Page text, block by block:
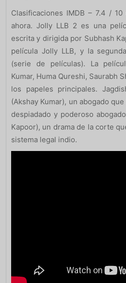
Clasificaciones IMDB – 7.4 / 10
ahora. Jolly LLB 2 es una
escrita y dirigida por Subhash
película Jolly LLB, y la
(serie de películas). La
Kumar, Huma Qureshi, Saurabh
los papeles principales.
(Akshay Kumar), un abogado
despiadado y poderoso
Kapoor), un drama de la corte
sistema legal indio.